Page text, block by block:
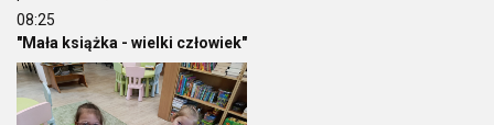
08:25
"Mała książka - wielki człowiek"